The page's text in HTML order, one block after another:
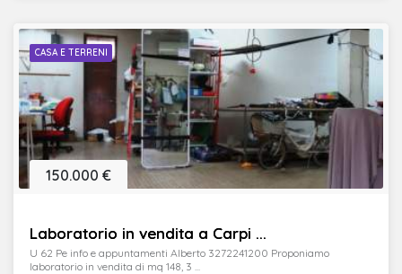
CASA E TERRENI
Laboratorio in vendita a Carpi ...
150.000 €
U 62 Pe info e appuntamenti Alberto 3272241200 Proponiamo
laboratorio in vendita di mq 148, 3 ...